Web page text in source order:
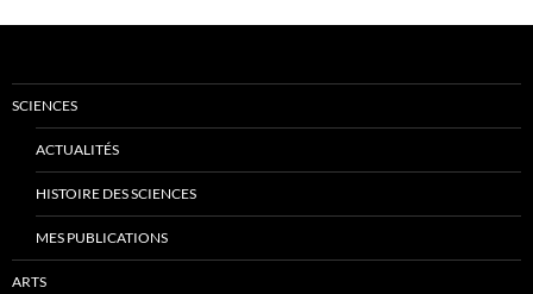
SCIENCES
ACTUALITÉS
HISTOIRE DES SCIENCES
MES PUBLICATIONS
ARTS